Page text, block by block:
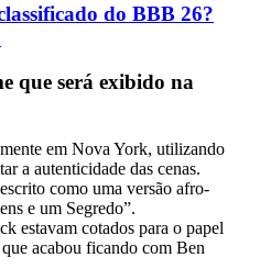
do BBB 26?
que será exibido na
em Nova York, utilizando
a autenticidade das cenas.
como uma versão afro-
e um Segredo”.
estavam cotados para o papel
acabou ficando com Ben